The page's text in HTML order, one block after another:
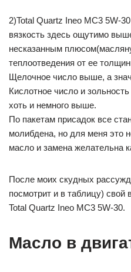
2)Total Quartz Ineo MC3 5W-
вязкость здесь ощутимо
несказанным
теплоотведения от ее
Щелочное число выше, а
Кислотное число и
хоть и немного выше.
По пакетам присадок все
молибдена, но для меня это
масло и замена желательна
После моих скудных
посмотрит и в таблицу)
Total Quartz Ineo MC3 5W-30.
Масло в